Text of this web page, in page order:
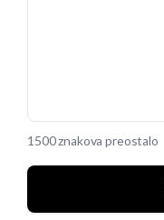
1500 znakova preostalo